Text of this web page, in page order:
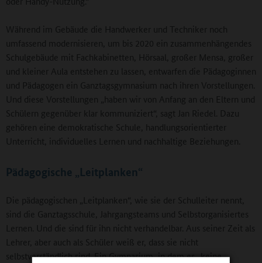
Während im Gebäude die Handwerker und Techniker noch
umfassend modernisieren, um bis 2020 ein zusammenhängendes
Schulgebäude mit Fachkabinetten, Hörsaal, großer Mensa, großer
und kleiner Aula entstehen zu lassen, entwarfen die Pädagoginnen
und Pädagogen ein Ganztagsgymnasium nach ihren Vorstellungen.
Und diese Vorstellungen „haben wir von Anfang an den Eltern und
Schülern gegenüber klar kommuniziert“, sagt Jan Riedel. Dazu
gehören eine demokratische Schule, handlungsorientierter
Unterricht, individuelles Lernen und nachhaltige Beziehungen.
Pädagogische „Leitplanken“
Die pädagogischen „Leitplanken“, wie sie der Schulleiter nennt,
sind die Ganztagsschule, Jahrgangsteams und Selbstorganisiertes
Lernen. Und die sind für ihn nicht verhandelbar. Aus seiner Zeit als
Lehrer, aber auch als Schüler weiß er, dass sie nicht
selbstverständlich sind. Ein Gymnasium, in dem es „keine